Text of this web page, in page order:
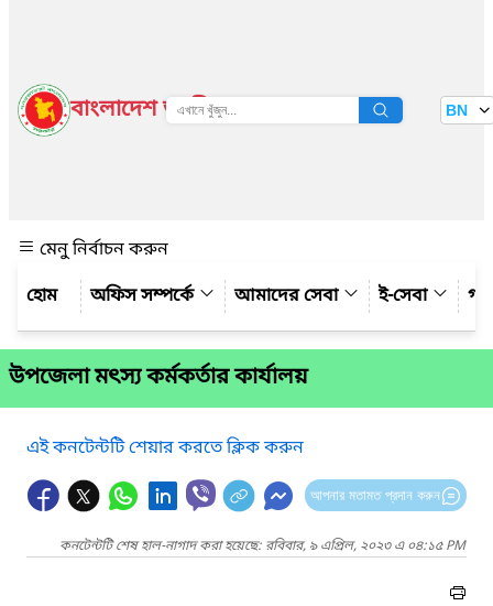
বাংলাদেশ জাতীয় তথ্য বাতায়ন BN
মেনু নির্বাচন করুন
অফিস সম্পর্কে
আমাদের সেবা ই-সেবা
উপজেলা মৎস্য কর্মকর্তার কার্যালয়
এই কনটেন্টটি শেয়ার করতে ক্লিক করুন
আপনার মতামত প্রদান করুন
কনটেন্টটি শেষ হাল-নাগাদ করা হয়েছে: রবিবার, ৯ এপ্রিল, ২০২৩ এ ০৪:১৫ PM